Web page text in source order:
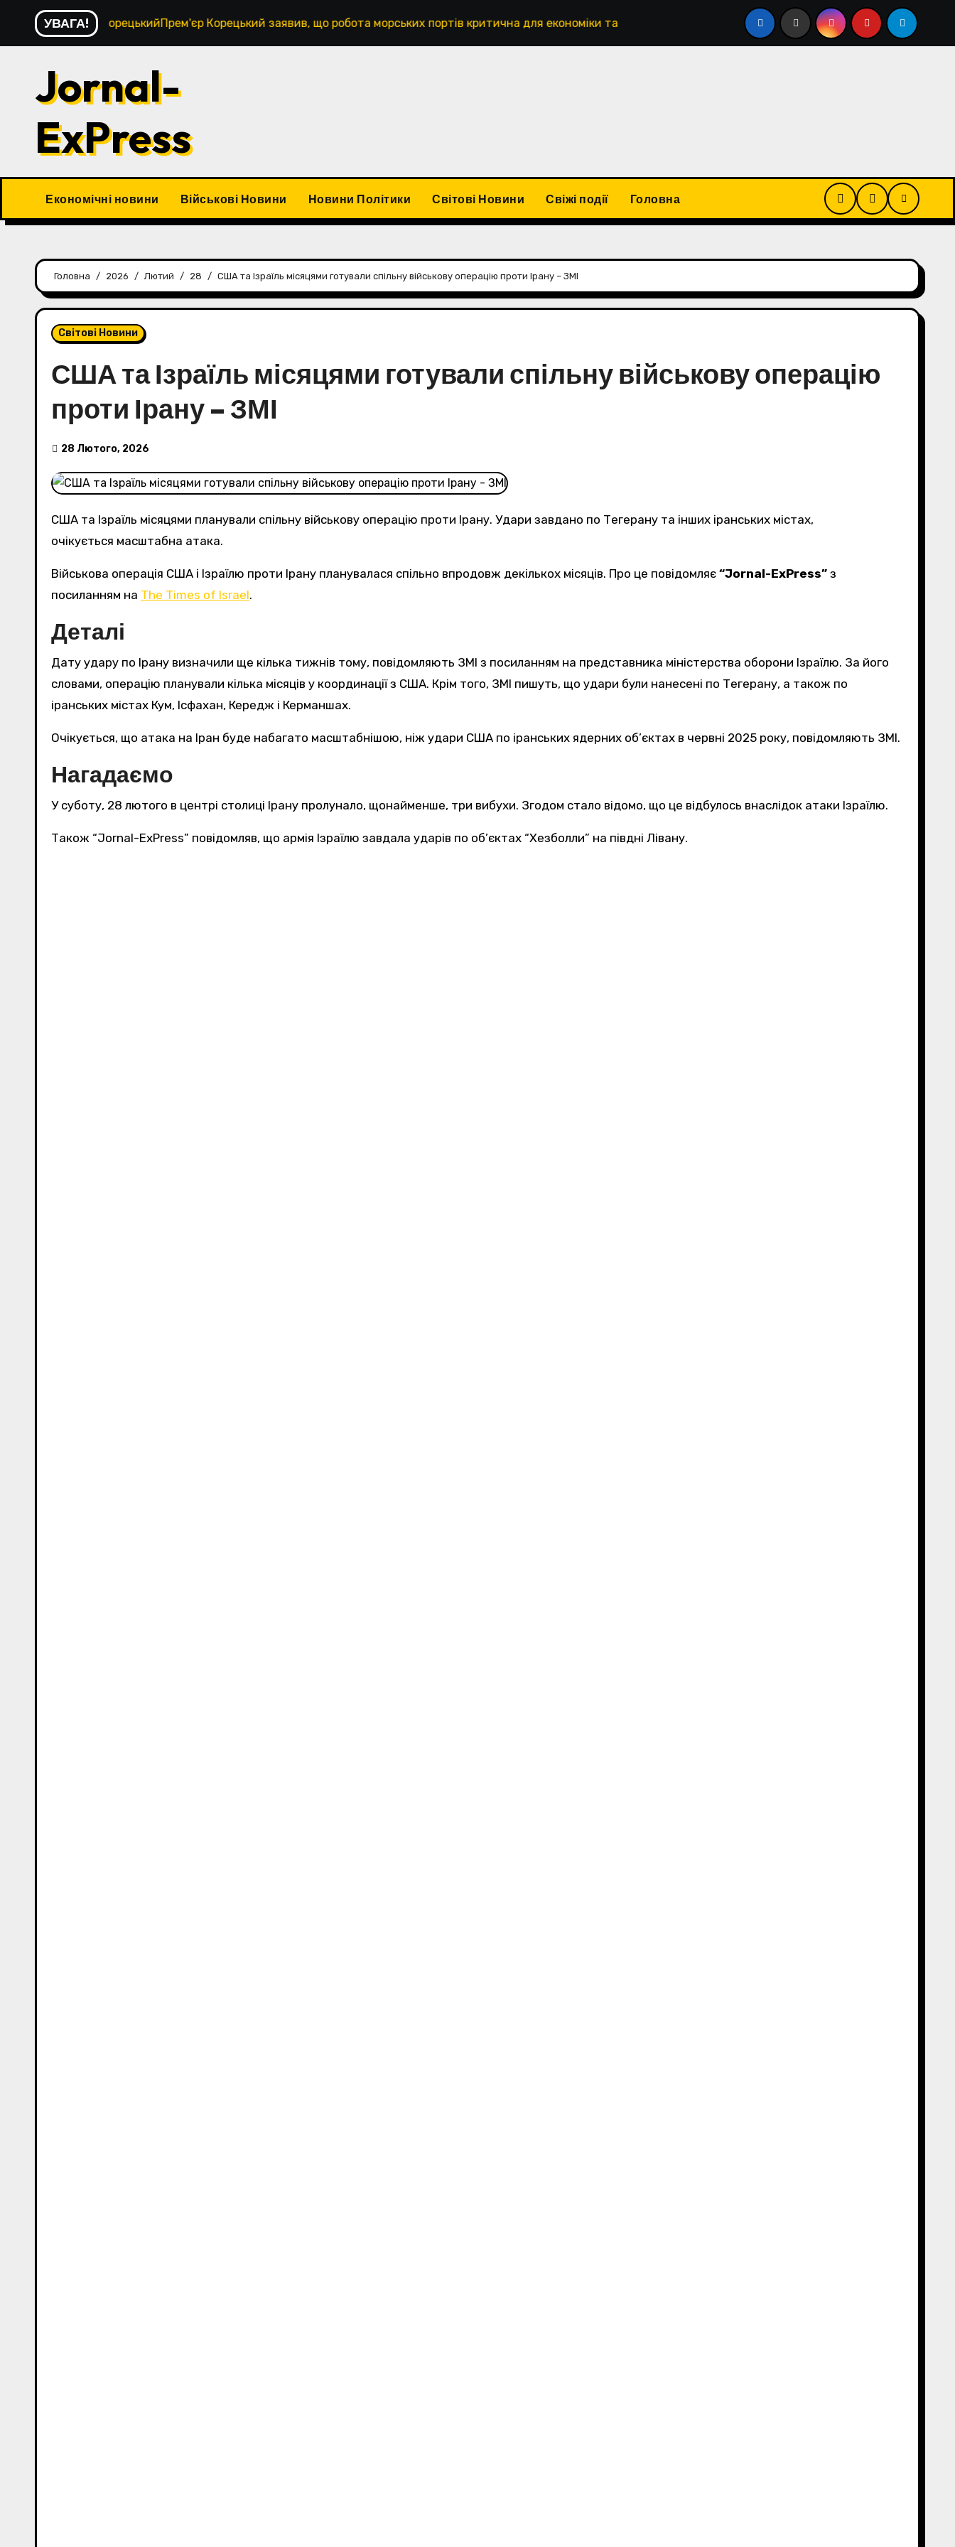
Перейти
контенту
УВАГА!
24/7 – КорецькийПрем'єр Корецький заявив, що робота морських портів критична для економіки та експорту. Чорноморський басейн є зоною найвищої небезпеки, що
Jornal-
ExPress
Економічні новини Військові Новини Новини Політики Світові Новини Свіжі події Головна
Головна 2026 Лютий 28 США та Ізраїль місяцями готували спільну військову операцію проти Ірану – ЗМІ
Світові Новини
США та Ізраїль місяцями готували спільну військову операцію
проти Ірану – ЗМІ
28 Лютого, 2026
США та Ізраїль місяцями планували спільну військову операцію проти Ірану. Удари завдано по Тегерану та інших іранських містах,
очікується масштабна атака.
Військова операція США і Ізраїлю проти Ірану планувалася спільно впродовж декількох місяців. Про це повідомляє “Jornal-ExPress” з
посиланням на The Times of Israel.
Деталі
Дату удару по Ірану визначили ще кілька тижнів тому, повідомляють ЗМІ з посиланням на представника міністерства оборони Ізраїлю. За його
словами, операцію планували кілька місяців у координації з США. Крім того, ЗМІ пишуть, що удари були нанесені по Тегерану, а також по
іранських містах Кум, Ісфахан, Кередж і Керманшах.
Очікується, що атака на Іран буде набагато масштабнішою, ніж удари США по іранських ядерних об’єктах в червні 2025 року, повідомляють ЗМІ.
Нагадаємо
У суботу, 28 лютого в центрі столиці Ірану пролунало, щонайменше, три вибухи. Згодом стало відомо, що це відбулось внаслідок атаки Ізраїлю.
Також “Jornal-ExPress” повідомляв, що армія Ізраїлю завдала ударів по об’єктах “Хезболли” на півдні Лівану.